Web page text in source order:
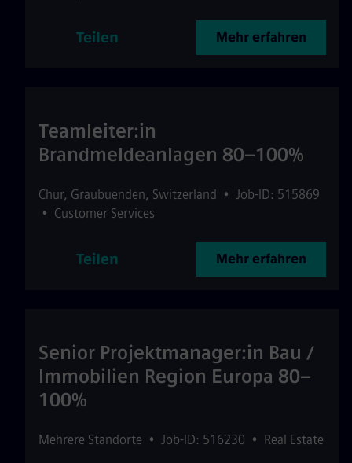
Teilen Mehr erfahren
Teamleiter:in
Brandmeldeanlagen 80–100%
Chur, Graubuenden, Switzerland • Job-ID: 515869
• Customer Services
Teilen Mehr erfahren
Senior Projektmanager:in Bau /
Immobilien Region Europa 80–
100%
Mehrere Standorte • Job-ID: 516230 • Real Estate